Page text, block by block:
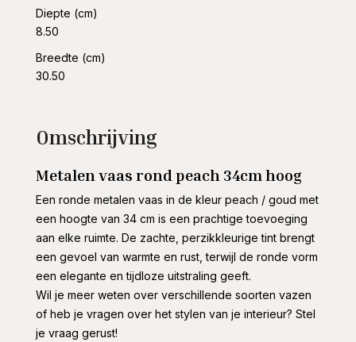
Diepte (cm)
8.50
Breedte (cm)
30.50
Omschrijving
Metalen vaas rond peach 34cm hoog
Een ronde metalen vaas in de kleur peach / goud met
een hoogte van 34 cm is een prachtige toevoeging
aan elke ruimte. De zachte, perzikkleurige tint brengt
een gevoel van warmte en rust, terwijl de ronde vorm
een elegante en tijdloze uitstraling geeft.
Wil je meer weten over verschillende soorten vazen
of heb je vragen over het stylen van je interieur? Stel
je vraag gerust!